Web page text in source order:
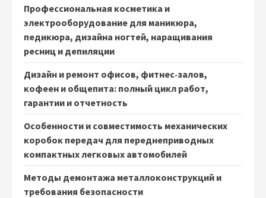
Профессиональная косметика и
электрооборудование для маникюра,
педикюра, дизайна ногтей, наращивания
ресниц и депиляции
Дизайн и ремонт офисов, фитнес‑залов,
кофеен и общепита: полный цикл работ,
гарантии и отчетность
Особенности и совместимость механических
коробок передач для переднеприводных
компактных легковых автомобилей
Методы демонтажа металлоконструкций и
требования безопасности